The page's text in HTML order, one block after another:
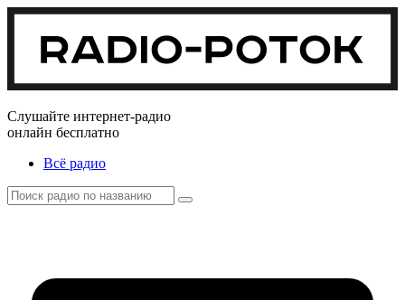
Слушайте интернет-радио
онлайн бесплатно
Всё радио